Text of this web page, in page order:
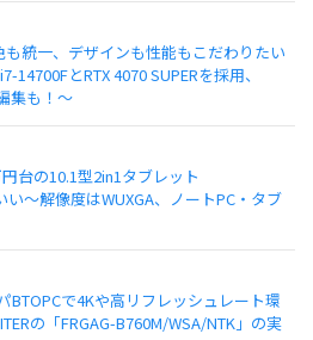
統一、デザインも性能もこだわりたい
14700FとRTX 4070 SUPERを採用、
集も！～
台の10.1型2in1タブレット
い～解像度はWUXGA、ノートPC・タブ
BTOPCで4Kや高リフレッシュレート環
の「FRGAG-B760M/WSA/NTK」の実